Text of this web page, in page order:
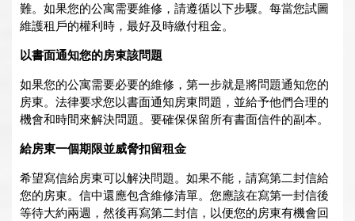
難。如果您的公寓需要維修，請遵循以下步驟。每當您試圖
維護租戶的權利時，最好及時繳付租金。
以書面通知您的房東該問題
如果您的公寓需要必要的維修，第一步就是將問題通知您的
房東。法律要求您以書面通知房東問題，並給予他們合理的
機會和時間來解決問題。要確保保留所有書面信件的副本。
給房東一個期限並威脅扣留租金
希望寫信給房東可以解決問題。如果不能，請寫第二封信給
您的房東。信中還應包含維修清單。您應該在寫第一封信後
等待大約兩週，然後再寫第二封信，以便您的房東有機會回